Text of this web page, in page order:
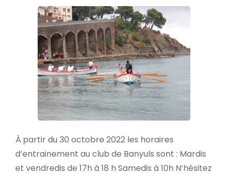
À partir du 30 octobre 2022 les horaires
d’entrainement au club de Banyuls sont : Mardis
et vendredis de 17h à 18 h Samedis à 10h N’hésitez